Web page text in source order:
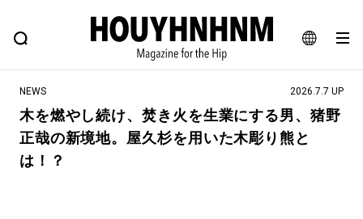
JA
EN
FEATURE BLOG SNAP
ヒップなファッション、カルチャー、ライフスタイルWEBマガジン
#注目のタグ
NEWS 2026.7.7 UP
木を燃やし続け、焚き火を生業にする男、猪野
正哉の新境地。屋久杉を用いた木彫り熊と
は！？